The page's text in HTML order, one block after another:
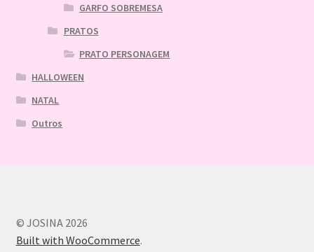
GARFO SOBREMESA
PRATOS
PRATO PERSONAGEM
HALLOWEEN
NATAL
Outros
© JOSINA 2026
Built with WooCommerce.